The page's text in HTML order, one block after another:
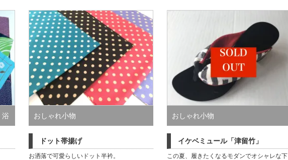
浴 おしゃれ小物
ドット帯揚げ
お洒落で可愛らしいドット半衿。
おしゃれ小物
イケベミュール「津留竹」
この夏、履きたくなるモダンでオシャレな下